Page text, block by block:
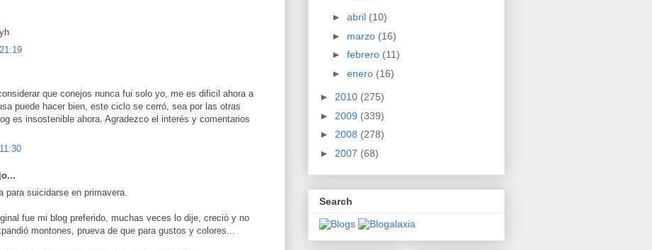
que conejos nunca fui solo yo, me es dificil ahora a
puede hacer bien, este ciclo se cerró, sea por las otras
es insostenible ahora. Agradezco el interés y comentarios
para suicidarse en primavera.
fue mi blog preferido, muchas veces lo dije, creció y no
montones, prueva de que para gustos y colores...
► abril (10)
► marzo (16)
► febrero (11)
► enero (16)
► 2010 (275)
► 2009 (339)
► 2008 (278)
► 2007 (68)
Search